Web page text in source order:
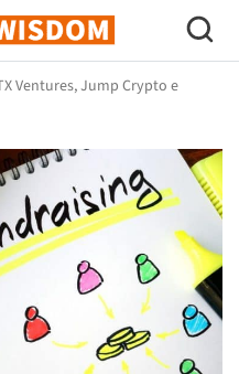
Bitcoin
Ventures, Jump Crypto e